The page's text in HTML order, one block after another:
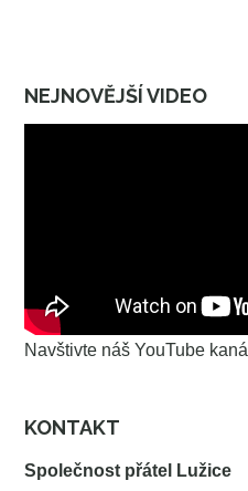
NEJNOVĚJŠÍ VIDEO
Navštivte náš YouTube kanál
KONTAKT
Společnost přátel Lužice